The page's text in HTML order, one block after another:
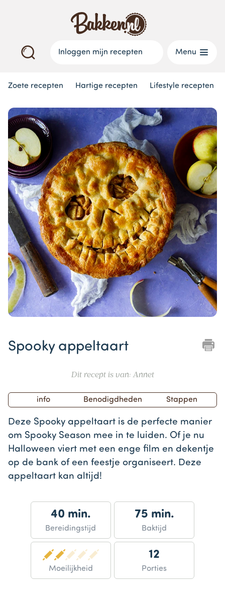
Inloggen mijn recepten Menu
Zoete recepten Hartige recepten Lifestyle recepten
Spooky appeltaart
Dit recept is van: Annet
of
info Benodigdheden Stappen
Deze Spooky appeltaart is de perfecte manier
om Spooky Season mee in te luiden. Of je nu
Halloween viert met een enge film en dekentje
op de bank of een feestje organiseert. Deze
appeltaart kan altijd!
40 min.
Bereidingstijd
75 min.
Baktijd
Moeilijkheid
12
Porties